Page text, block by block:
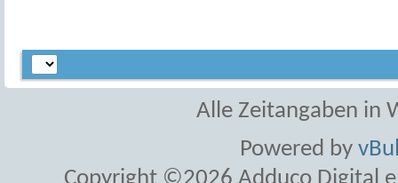
Alle Zeitangaben in
Powered by